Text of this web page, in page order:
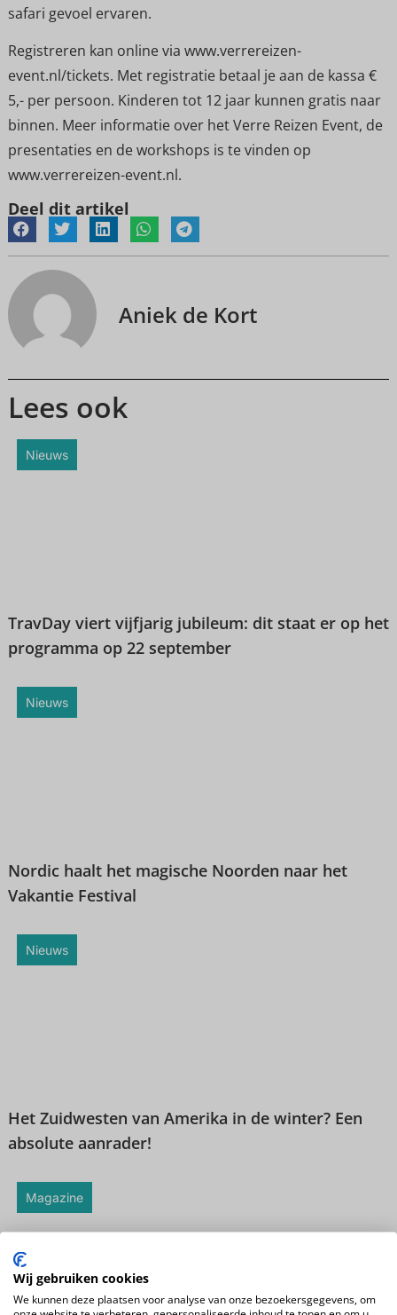
safari gevoel ervaren.
Registreren kan online via www.verrereizen-
event.nl/tickets. Met registratie betaal je aan de kassa €
5,- per persoon. Kinderen tot 12 jaar kunnen gratis naar
binnen. Meer informatie over het Verre Reizen Event, de
presentaties en de workshops is te vinden op
www.verrereizen-event.nl.
Deel dit artikel
Aniek de Kort
Lees ook
Nieuws
TravDay viert vijfjarig jubileum: dit staat er op het
programma op 22 september
Nieuws
Nordic haalt het magische Noorden naar het
Vakantie Festival
Nieuws
Het Zuidwesten van Amerika in de winter? Een
absolute aanrader!
Magazine
Wij gebruiken cookies
We kunnen deze plaatsen voor analyse van onze bezoekersgegevens, om